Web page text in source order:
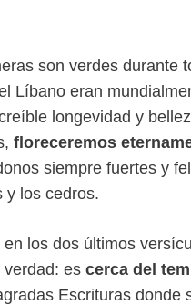
son verdes durante
Líbano eran
longevidad y
floreceremos
siempre fuertes y
y los cedros.
en los dos últimos
verdad: es cerca del
Escrituras donde